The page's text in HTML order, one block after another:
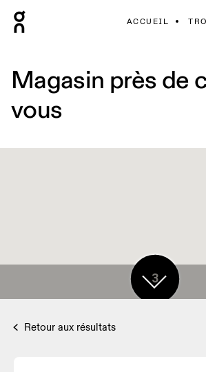
ACCUEIL
Magasin près de
vous
3
Retour aux résultats